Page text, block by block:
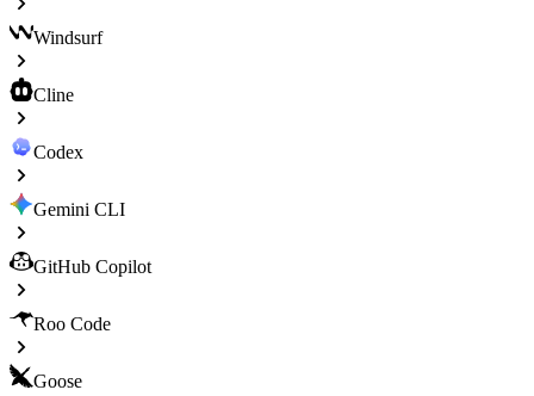
Windsurf
Cline
Codex
Gemini CLI
GitHub Copilot
Roo Code
Goose